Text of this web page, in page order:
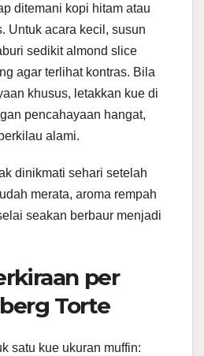
ditemani kopi hitam atau
Untuk acara kecil, susun
sedikit almond slice
agar terlihat kontras. Bila
khusus, letakkan kue di
pencahayaan hangat,
alami.
dinikmati sehari setelah
merata, aroma rempah
seakan berbaur menjadi
per
Torte
satu kue ukuran muffin: